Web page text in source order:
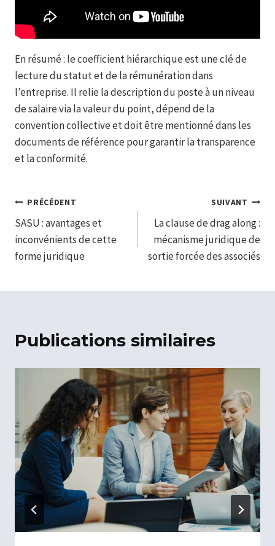
En résumé : le coefficient hiérarchique est une clé de
lecture du statut et de la rémunération dans
l’entreprise. Il relie la description du poste à un niveau
de salaire via la valeur du point, dépend de la
convention collective et doit être mentionné dans les
documents de référence pour garantir la transparence
et la conformité.
Navigation
de
l’article
PRÉCÉDENT
SASU : avantages et
inconvénients de cette
forme juridique
SUIVANT
La clause de drag along :
mécanisme juridique de
sortie forcée des associés
Publications similaires